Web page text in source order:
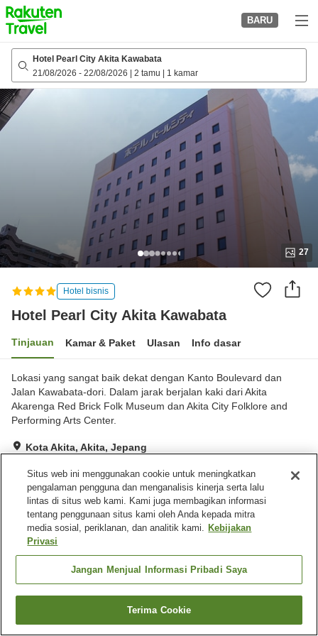
to
top
page
BARU
Hotel Pearl City Akita Kawabata
21/08/2026 - 22/08/2026 2 tamu 1 kamar
27
Hotel bisnis
Hotel Pearl City Akita Kawabata
Tinjauan Kamar & Paket Ulasan Info dasar
Lokasi yang sangat baik dekat dengan Kanto Boulevard dan
Jalan Kawabata-dori. Dalam jarak berjalan kaki dari Akita
Akarenga Red Brick Folk Museum dan Akita City Folklore and
Performing Arts Center.
Kota Akita, Akita, Jepang
Baik Ulasan:189
Fasilitas properti
Tempat parkir
Beranda Jepang Akita
Kota Akita
Hotel Pearl City Akita KawabataCari kamar
Situs web ini menggunakan cookie untuk meningkatkan
pengalaman pengguna dan menganalisis kinerja serta lalu
lintas di situs web kami. Kami juga membagikan informasi
tentang penggunaan situs kami oleh Anda kepada mitra
media sosial, periklanan, dan analitik kami. Kebijakan
Privasi
Jangan Menjual Informasi Pribadi Saya
Terima Cookie